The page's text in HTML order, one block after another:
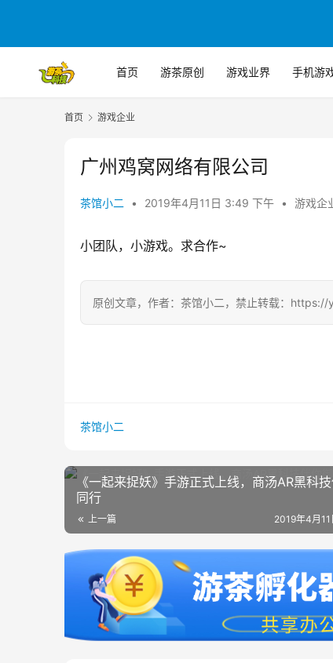
首页 游茶原创 游戏业界 手机游
首页 游戏企业
广州鸡窝网络有限公司
茶馆小二 • 2019年4月11日 3:49 下午 • 游戏企
小团队，小游戏。求合作~
原创文章，作者：茶馆小二，禁止转载：
茶馆小二
《一起来捉妖》手游正式上线，商汤AR黑科
同行
上一篇 2019年4月